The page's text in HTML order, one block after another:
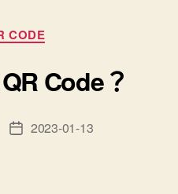
分
類CODE
Code？
文 2023-01-13